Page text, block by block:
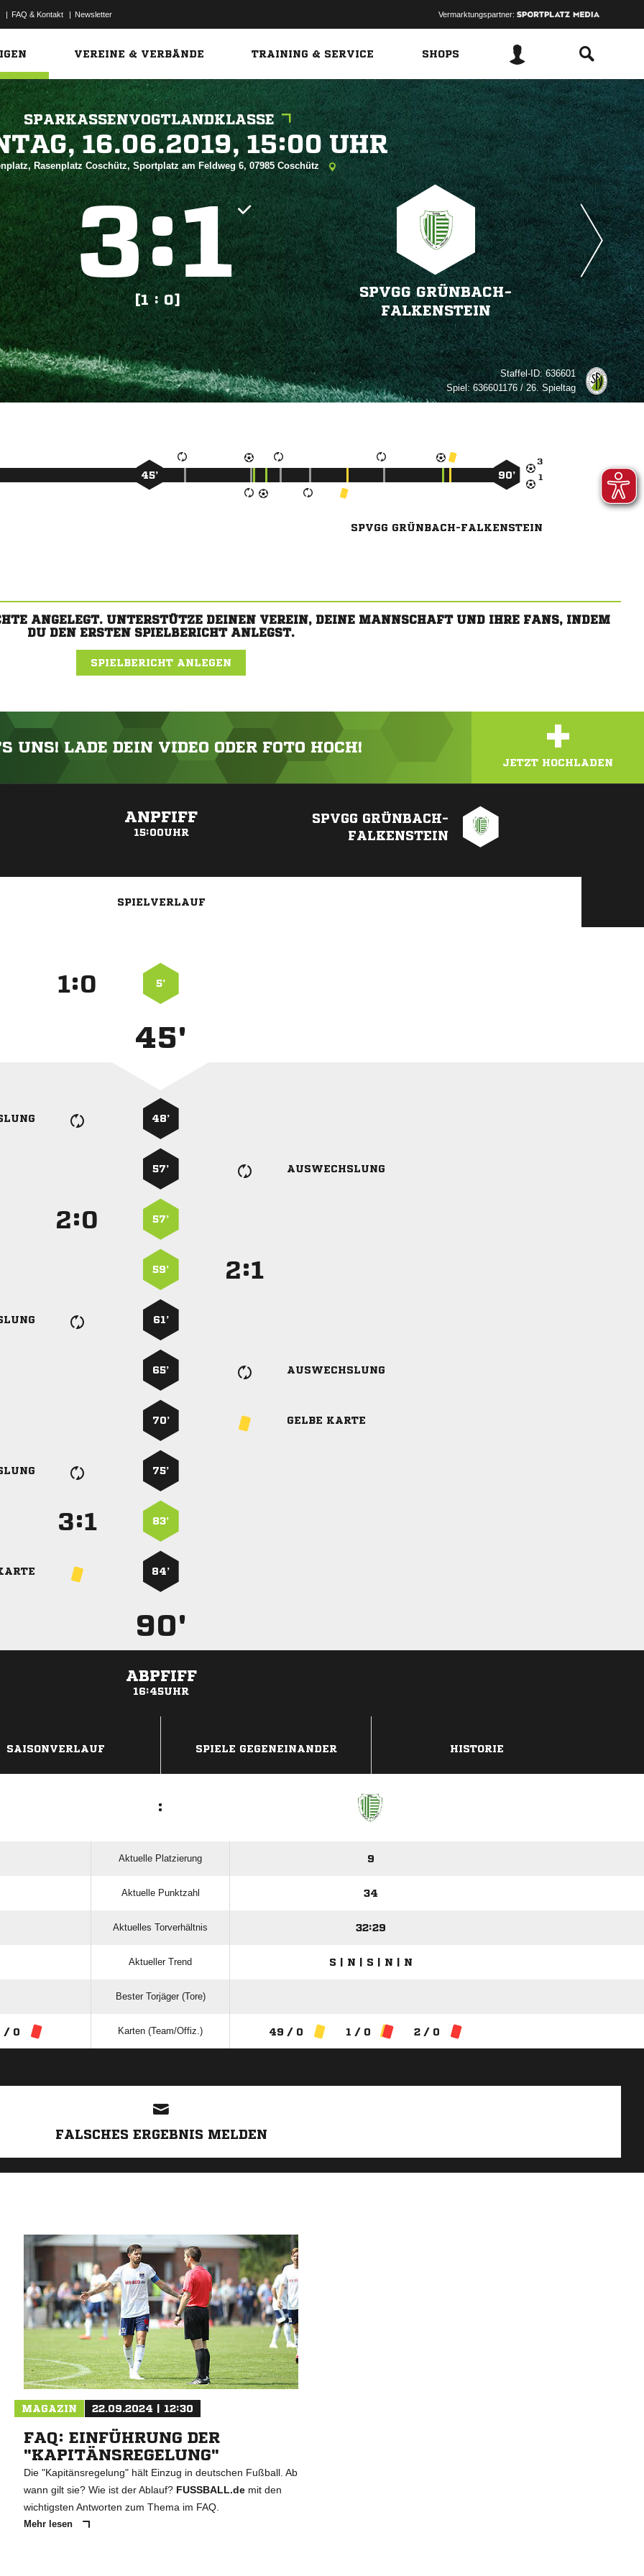
| FAQ & Kontakt | Newsletter Vermarktungspartner:
VEREINE & VERBÄNDE TRAINING & SERVICE SHOPS
SPARKASSENVOGTLANDKLASSE
  
Rasenplatz Coschütz, Sportplatz am Feldweg 6, 07985 Coschütz
:
[1 : 0]
SPVGG GRÜNBACH-
FALKENSTEIN
Staffel-ID:636601
Spiel:636601176 / 26. Spieltag


45’ 90’
SPVGG GRÜNBACH-FALKENSTEIN
ANGELEGT. UNTERSTÜTZE DEINEN VEREIN, DEINE MANNSCHAFT UND IHRE FANS, INDEM
DU DEN ERSTEN SPIELBERICHT ANLEGST.
SPIELBERICHT ANLEGEN
UNS! LADE DEIN VIDEO ODER FOTO HOCH! +
JETZT HOCHLADEN
ANPFIFF
15:00UHR
SPVGG GRÜNBACH-
FALKENSTEIN
SPIELVERLAUF
: 5’
45'
48’
57’ AUSWECHSLUNG
: 57’
59’ :
61’
65’ AUSWECHSLUNG
70’ GELBE KARTE
75’
: 83’
84’
90'
ABPFIFF
16:45UHR
SAISONVERLAUF SPIELE GEGENEINANDER HISTORIE
:
Aktuelle Platzierung 9
Aktuelle Punktzahl 34
Aktuelles Torverhältnis 32:29
Aktueller Trend S | N | S | N | N
Bester Torjäger (Tore)
/ 0 Karten (Team/Offiz.) 49 / 0 1 / 0 2 / 0
FALSCHES ERGEBNIS MELDEN
MAGAZIN 22.09.2024 | 12:30
FAQ: EINFÜHRUNG DER
"KAPITÄNSREGELUNG"
Die "Kapitänsregelung" hält Einzug in deutschen Fußball. Ab
wann gilt sie? Wie ist der Ablauf? FUSSBALL.demit den
wichtigsten Antworten zum Thema im FAQ.
Mehr lesen